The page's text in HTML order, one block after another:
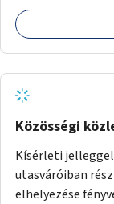
Közösségi
Kísérleti
utasváróiban
elhelyezése